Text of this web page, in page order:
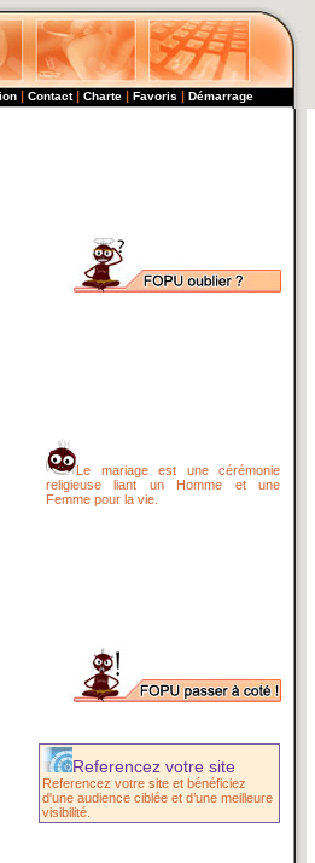
| Contact | Charte | Favoris | Démarrage
Le mariage est une cérémonie
religieuse liant un Homme et une
Femme pour la vie.
Referencez votre site
Referencez votre site et bénéficiez
d'une audience ciblée et d’une meilleure
visibilité.